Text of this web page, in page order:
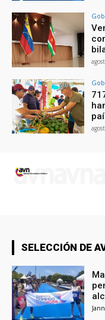
SELECCIÓN DE